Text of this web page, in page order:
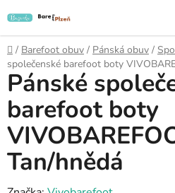
na
obsah
Domů
/ Barefoot obuv / Pánská obuv /
společenské barefoot boty
Pánské
barefoot boty
Tan/hnědá